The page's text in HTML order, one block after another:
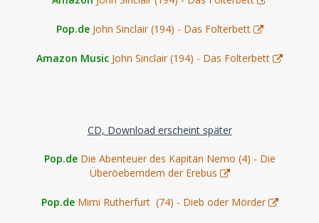
Pop.de John Sinclair (194) - Das Folterbett
Amazon Music John Sinclair (194) - Das Folterbett
CD, Download erscheint später
Pop.de Die Abenteuer des Kapitän Nemo (4) - Die
Überöebemdem der Erebus
Pop.de Mimi Rutherfurt (74) - Dieb oder Mörder